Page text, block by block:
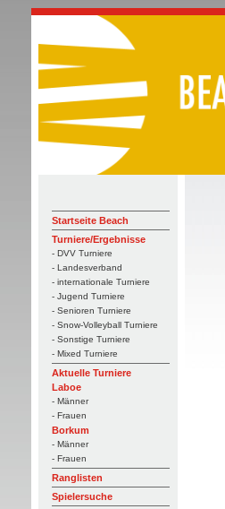
Startseite Beach
Turniere/Ergebnisse
- DVV Turniere
- Landesverband
- internationale Turniere
- Jugend Turniere
- Senioren Turniere
- Snow-Volleyball Turniere
- Sonstige Turniere
- Mixed Turniere
Aktuelle Turniere
Laboe
- Männer
- Frauen
Borkum
- Männer
- Frauen
Ranglisten
Spielersuche